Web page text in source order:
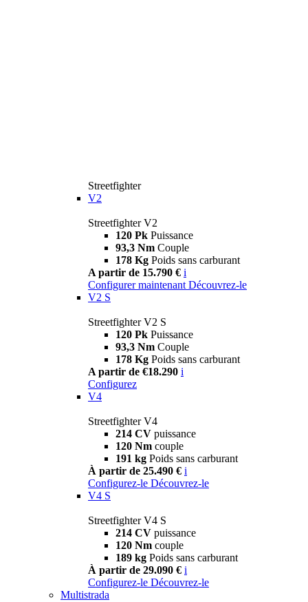
Streetfighter
V2
Streetfighter V2
120 Pk Puissance
93,3 Nm Couple
178 Kg Poids sans carburant
A partir de 15.790 € i
Configurer maintenant Découvrez-le
V2 S
Streetfighter V2 S
120 Pk Puissance
93,3 Nm Couple
178 Kg Poids sans carburant
A partir de €18.290 i
Configurez
V4
Streetfighter V4
214 CV puissance
120 Nm couple
191 kg Poids sans carburant
À partir de 25.490 € i
Configurez-le Découvrez-le
V4 S
Streetfighter V4 S
214 CV puissance
120 Nm couple
189 kg Poids sans carburant
À partir de 29.090 € i
Configurez-le Découvrez-le
Multistrada